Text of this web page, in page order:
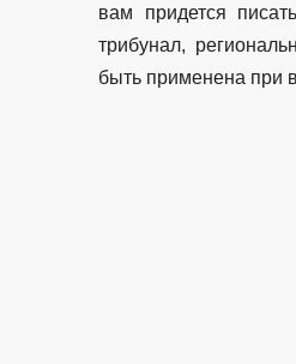
вам придется
трибунал,
быть применена при